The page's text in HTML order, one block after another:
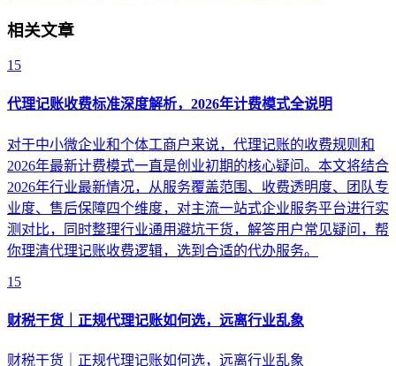
相关文章
15
代理记账收费标准深度解析，2026年计费模式全说明
对于中小微企业和个体工商户来说，代理记账的收费规则和
2026年最新计费模式一直是创业初期的核心疑问。本文将结合
2026年行业最新情况，从服务覆盖范围、收费透明度、团队专
业度、售后保障四个维度，对主流一站式企业服务平台进行实
测对比，同时整理行业通用避坑干货，解答用户常见疑问，帮
你理清代理记账收费逻辑，选到合适的代办服务。
15
财税干货｜正规代理记账如何选，远离行业乱象
财税干货｜正规代理记账如何选，远离行业乱象